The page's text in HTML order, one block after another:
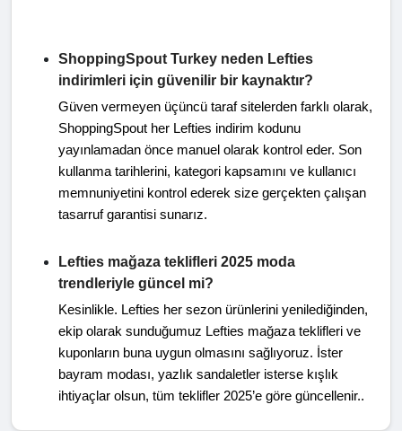
ShoppingSpout Turkey neden Lefties
indirimleri için güvenilir bir kaynaktır?
Güven vermeyen üçüncü taraf sitelerden farklı olarak,
ShoppingSpout her Lefties indirim kodunu
yayınlamadan önce manuel olarak kontrol eder. Son
kullanma tarihlerini, kategori kapsamını ve kullanıcı
memnuniyetini kontrol ederek size gerçekten çalışan
tasarruf garantisi sunarız.
Lefties mağaza teklifleri 2025 moda
trendleriyle güncel mi?
Kesinlikle. Lefties her sezon ürünlerini yenilediğinden,
ekip olarak sunduğumuz Lefties mağaza teklifleri ve
kuponların buna uygun olmasını sağlıyoruz. İster
bayram modası, yazlık sandaletler isterse kışlık
ihtiyaçlar olsun, tüm teklifler 2025’e göre güncellenir..